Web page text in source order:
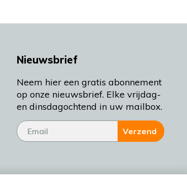
Nieuwsbrief
Neem hier een gratis abonnement
op onze nieuwsbrief. Elke vrijdag-
en dinsdagochtend in uw mailbox.
Verzend